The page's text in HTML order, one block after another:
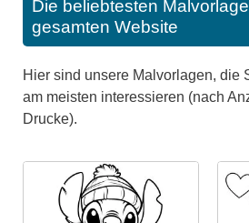
Die beliebtesten
gesamten Website
Hier sind unsere Malvorlagen, die
am meisten interessieren (nach
Drucke).